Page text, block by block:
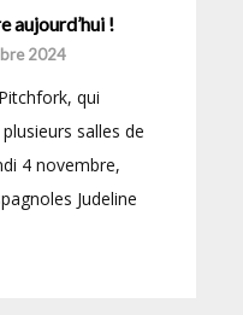
aujourd’hui !
2024
qui
salles de
4 novembre,
Judeline